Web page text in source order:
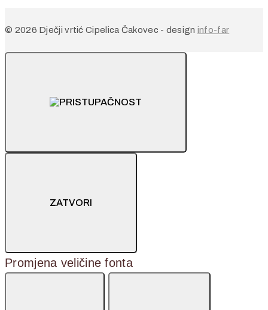
© 2026 Dječji vrtić Cipelica Čakovec - design info-far
ZATVORI
Promjena veličine fonta